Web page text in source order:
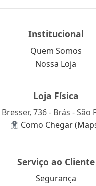
Institucional
Quem Somos
Nossa Loja
Loja Física
Bresser, 736 - Brás - São
Como Chegar
Serviço ao Cliente
Segurança